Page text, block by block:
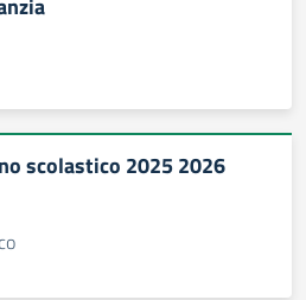
scolastico 2025 2026